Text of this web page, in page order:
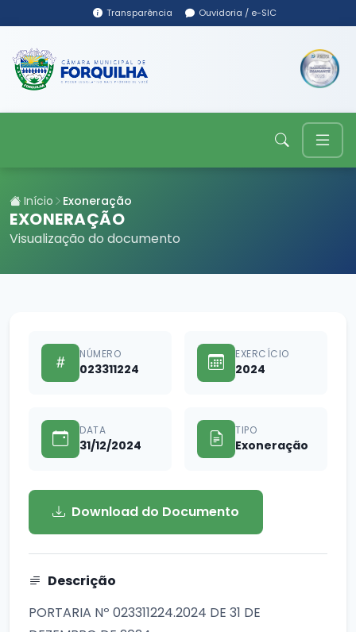
Transparência Ouvidoria / e-SIC
Início Exoneração
EXONERAÇÃO
Visualização do documento
NÚMERO
023311224
EXERCÍCIO
2024
DATA
31/12/2024
TIPO
Exoneração
Download do Documento
Descrição
PORTARIA Nº 023311224.2024 DE 31 DE